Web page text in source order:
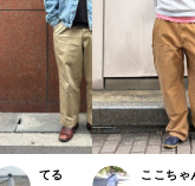
てる
ここちゃ